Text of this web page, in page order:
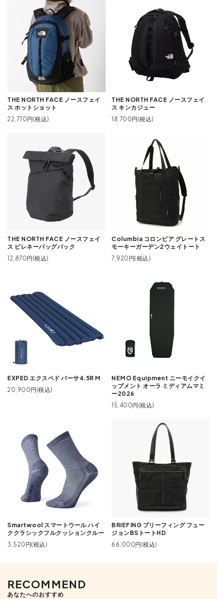
THE NORTH FACE ノースフェイ
ス ホットショット
22,770円(税込)
THE NORTH FACE ノースフェイ
ス キンカジュー
18,700円(税込)
THE NORTH FACE ノースフェイ
ス ピレネーバッグパック
12,870円(税込)
Columbia コロンビア グレートス
モーキーガーデン2ウェイトート
7,920円(税込)
EXPED エクスペド バーサ4.5R M
20,900円(税込)
NEMO Equipment ニーモイクイ
ップメント オーラ ミディアムマミ
ー2026
15,400円(税込)
Smartwool スマートウール ハイ
ククラシックフルクッションクルー
3,520円(税込)
BRIEFING ブリーフィング フュー
ジョンBSトートHD
66,000円(税込)
RECOMMEND
あなたへのおすすめ